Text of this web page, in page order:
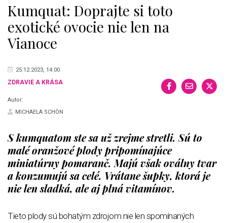
Kumquat: Doprajte si toto
exotické ovocie nie len na
Vianoce
25.12.2023, 14:00
ZDRAVIE A KRÁSA
Autor:
MICHAELA SCHÖN
S kumquatom ste sa už zrejme stretli. Sú to
malé oranžové plody pripomínajúce
miniatúrny pomaranč. Majú však oválny tvar
a konzumujú sa celé. Vrátane šupky, ktorá je
nie len sladká, ale aj plná vitamínov.
Tieto plody sú bohatým zdrojom nie len spomínaných